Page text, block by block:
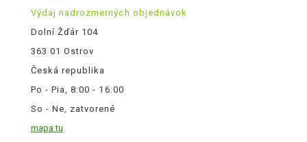
Výdaj nadrozmerných objednávok
Dolní Žďár 104
363 01 Ostrov
Česká republika
Po - Pia, 8:00 - 16:00
So - Ne, zatvorené
mapa tu